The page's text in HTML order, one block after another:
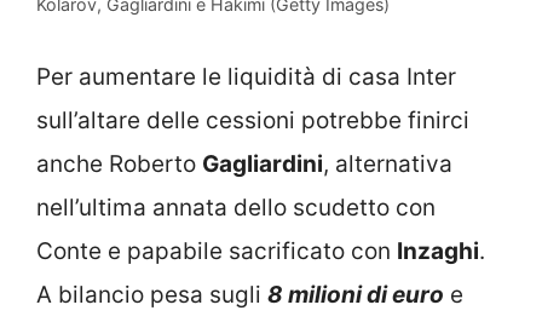
Kolarov, Gagliardini e Hakimi (Getty Images)
Per aumentare le liquidità di casa Inter
sull’altare delle cessioni potrebbe finirci
anche Roberto Gagliardini, alternativa
nell’ultima annata dello scudetto con
Conte e papabile sacrificato con Inzaghi.
A bilancio pesa sugli 8 milioni di euro e